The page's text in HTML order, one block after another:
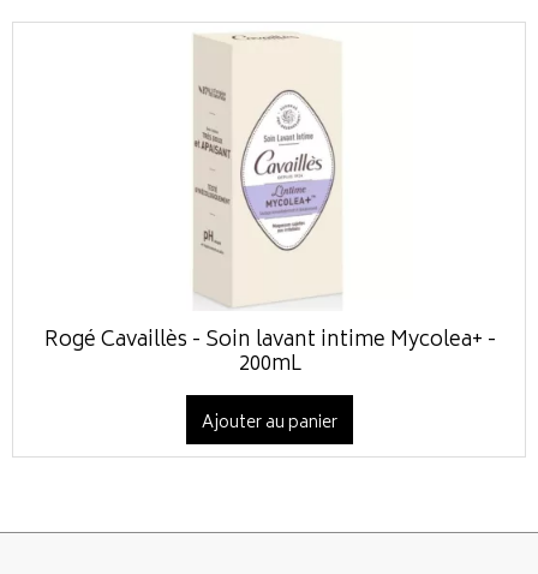
Rogé Cavaillès - Soin lavant intime Mycolea+ -
200mL
Ajouter au panier